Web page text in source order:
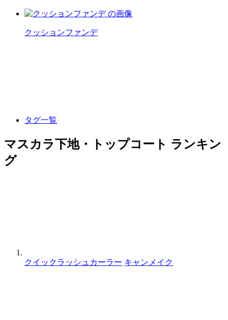
クッションファンデ
タグ一覧
マスカラ下地・トップコート ランキン
グ
クイックラッシュカーラー キャンメイク